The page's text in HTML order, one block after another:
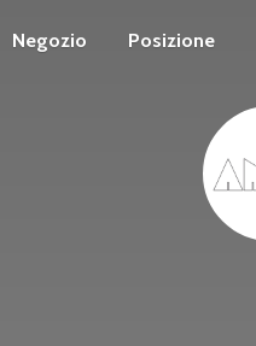
Negozio Posizione